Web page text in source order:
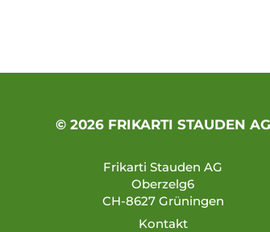
© 2026 FRIKARTI STAUDEN AG
Frikarti Stauden AG
Oberzelg6
CH-8627 Grüningen
Kontakt